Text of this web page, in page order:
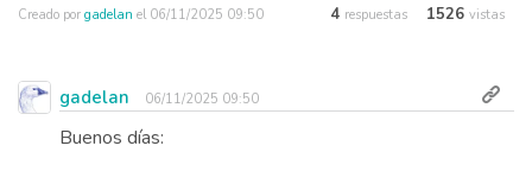
Creado por gadelan el 06/11/2025 09:50 4 respuestas 1526 vistas
gadelan 06/11/2025 09:50
Buenos días: